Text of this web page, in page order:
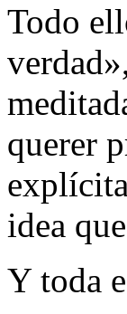
Todo
querer
idea
Y toda